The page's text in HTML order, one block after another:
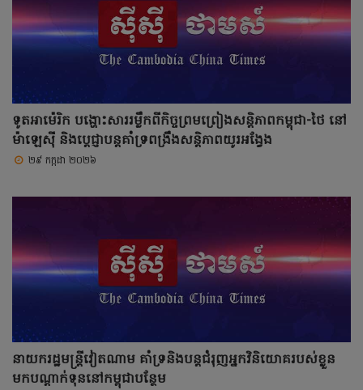
ទូតអាម៉េរិក បង្ហោះសាររម្លឹកពីកិច្ចព្រមព្រៀងសន្តិភាពកម្ពុជា-ថៃ នៅ
ម៉ាឡេស៊ី និងប្តេជ្ញាបន្តគាំទ្រពង្រឹងសន្តិភាពយូរអង្វែង
២៩ កក្កដា ២០២៦
នាយករដ្ឋមន្ត្រីវៀតណាម គាំទ្រនិងបន្តជំរុញអ្នកវិនិយោគរបស់ខ្លួន
មកបណ្តាក់ទុននៅកម្ពុជាបន្ថែម